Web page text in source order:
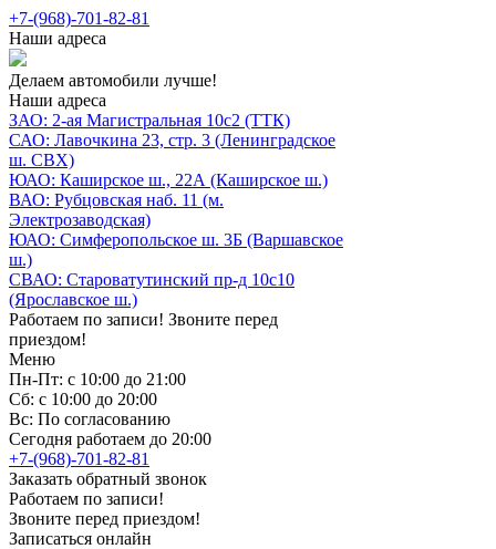
+7-(968)-701-82-81
Наши адреса
Делаем автомобили лучше!
Наши адреса
ЗАО: 2-ая Магистральная 10с2 (ТТК)
САО: Лавочкина 23, стр. 3 (Ленинградское
ш. СВХ)
ЮАО: Каширское ш., 22А (Каширское ш.)
ВАО: Рубцовская наб. 11 (м.
Электрозаводская)
ЮАО: Симферопольское ш. 3Б (Варшавское
ш.)
СВАО: Староватутинский пр-д 10с10
(Ярославское ш.)
Работаем по записи! Звоните перед
приездом!
Меню
Пн-Пт: с 10:00 до 21:00
Сб: с 10:00 до 20:00
Вс: По согласованию
Сегодня работаем до 20:00
+7-(968)-701-82-81
Заказать обратный звонок
Работаем по записи!
Звоните перед приездом!
Записаться онлайн